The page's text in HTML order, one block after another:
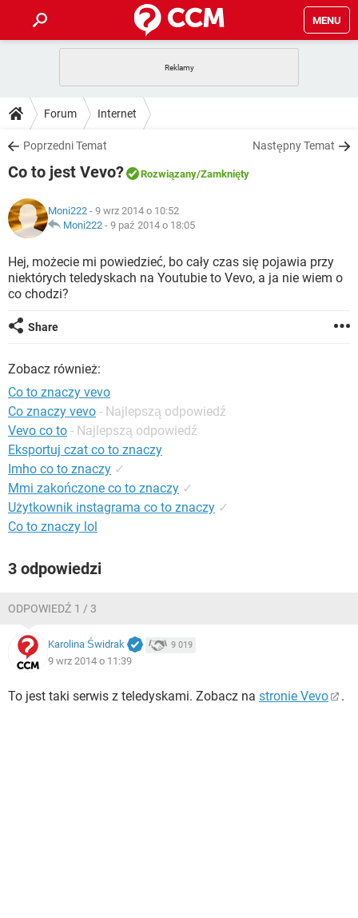
MENU
GRY
SPOTIFY
INSTAGRAM FACEBOOK
WINDOWS 10
PORADY
PlayStation
INSTAGRAM
WINDOWS 10
DO POBRANIA
ANDROID TIKTOK
GRY
IOS NETFLIX
INSTAGRAM FACEBOOK
WINDOWS 10
COVID-19
GRY
SPOTIFY NETFLIX
INSTAGRAM
WINDOWS 10
ARTYKUŁY
COVID-19 TIKTOK
GRY WHATSAPP
INSTAGRAM
WINDOWS 10
Forum Internet
Poprzedni Temat Następny Temat
Co to jest Vevo? Rozwiązany/Zamknięty
Moni222 - 9 wrz 2014 o 10:52
Moni222 - 9 paź 2014 o 18:05
Hej, możecie mi powiedzieć, bo cały czas się pojawia przy
niektórych teledyskach na Youtubie to Vevo, a ja nie wiem o
co chodzi?
Share
Zobacz również:
Co to znaczy vevo
Co znaczy vevo - Najlepszą odpowiedź
Vevo co to - Najlepszą odpowiedź
Eksportuj czat co to znaczy
Imho co to znaczy ✓
Mmi zakończone co to znaczy ✓
Użytkownik instagrama co to znaczy ✓
Co to znaczy lol
3 odpowiedzi
ODPOWIEDŹ 1 / 3
Karolina Świdrak 9 019
9 wrz 2014 o 11:39
To jest taki serwis z teledyskami. Zobacz na stronie Vevo .